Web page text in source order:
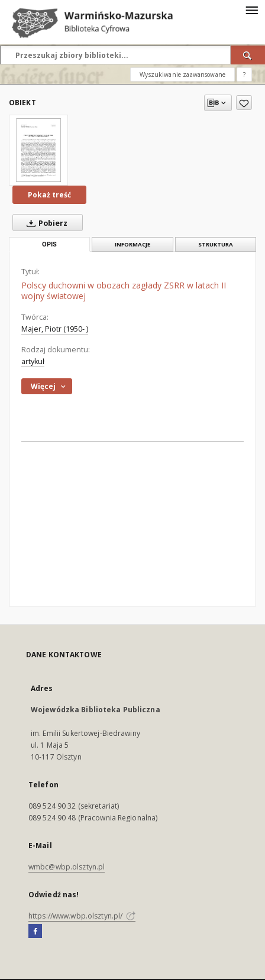
Wyszukiwanie zaawansowane ?
OBIEKT
Pokaż treść
Pobierz
OPIS INFORMACJE STRUKTURA
Tytuł:
Polscy duchowni w obozach zagłady ZSRR w latach II
wojny światowej
Twórca:
Majer, Piotr (1950- )
Rodzaj dokumentu:
artykuł
Więcej
DANE KONTAKTOWE
Adres
Wojewódzka Biblioteka Publiczna
im. Emilii Sukertowej-Biedrawiny
ul. 1 Maja 5
10-117 Olsztyn
Telefon
089 524 90 32 (sekretariat)
089 524 90 48 (Pracownia Regionalna)
E-Mail
wmbc@wbp.olsztyn.pl
Odwiedź nas!
https://www.wbp.olsztyn.pl/